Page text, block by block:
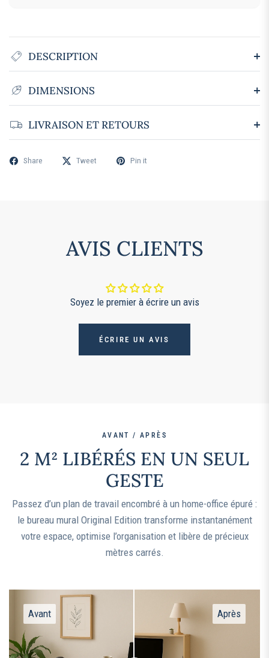
DESCRIPTION
DIMENSIONS
LIVRAISON ET RETOURS
Share Tweet Pin it
AVIS CLIENTS
Soyez le premier à écrire un avis
ÉCRIRE UN AVIS
AVANT / APRÈS
2 M² LIBÉRÉS EN UN SEUL
GESTE
Passez d’un plan de travail encombré à un home-office épuré :
le bureau mural Original Edition transforme instantanément
votre espace, optimise l’organisation et libère de précieux
mètres carrés.